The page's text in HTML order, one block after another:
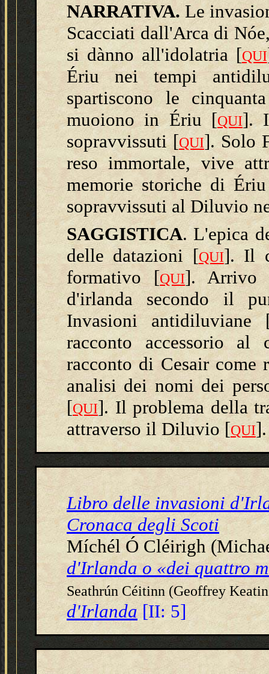
NARRATIVA.Le
Scacciati dall'Arca di
si dànno all'idolatria [QUI
Ériu nei tempi
spartiscono le
muoiono in Ériu [QUI].
sopravvissuti [QUI]. Solo
reso immortale, vive
memorie storiche di
sopravvissuti al Diluvio
SAGGISTICA. L'epica
delle datazioni [QUI]. Il
formativo [QUI]. Arrivo
d'irlanda secondo il
Invasioni antidiluviane
racconto accessorio
racconto di Cesair come
analisi dei nomi dei
[QUI]. Il problema della
attraverso il Diluvio [QUI].
Libro delle invasioni
Cronaca degli Scoti
Míchél Ó Cléirigh
d'Irlanda o «dei quattro
Seathrún Céitinn (Geoffrey
d'Irlanda[II: 5]